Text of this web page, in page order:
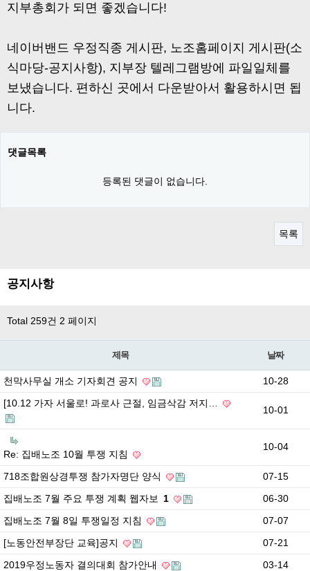
지부총회가 되면 좋겠습니다!
네이버밴드 우정직종 게시판, 노조홈페이지 게시판(소
식마당-공지사항), 지부장 텔레그램방에 파일일체를
보냈습니다. 편하신 곳에서 다운받아서 활용하시면 됩
니다.
댓글목록
등록된 댓글이 없습니다.
목록
공지사항
Total 259건 2 페이지
제목 날짜
천막사무실 개소 기자회견 공지
10-28
[10.12 가자 서울로! 과로사 근절, 임금삭감 저지…
10-01
Re: 집배노조 10월 투쟁 지침
10-04
718조합원상경투쟁 참가자명단 양식
07-15
집배노조 7월 주요 투쟁 계획 웹자보
1
06-30
집배노조 7월 8일 투쟁일정 지침
07-07
[노동안전부장단 교육]공지
07-21
2019우정노동자 결의대회 참가안내
03-14